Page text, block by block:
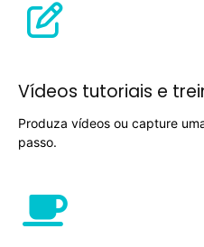
Vídeos tutoriais e
Produza vídeos ou capture
passo.